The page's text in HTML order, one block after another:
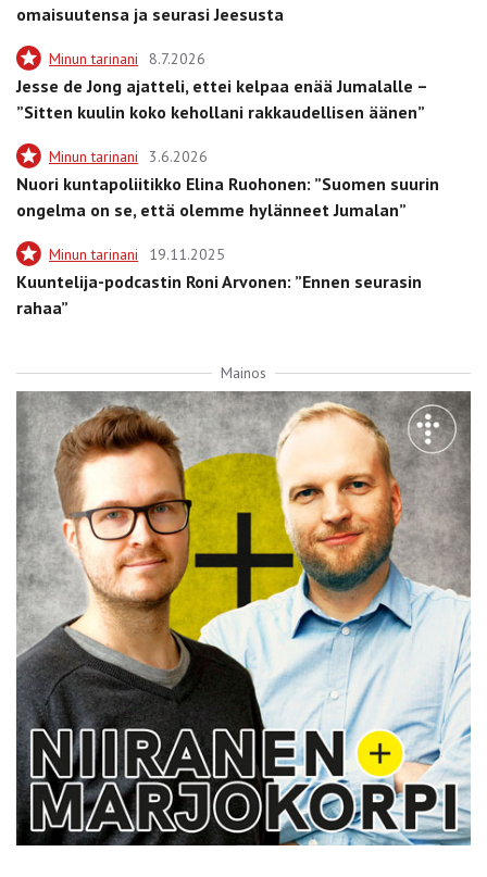
omaisuutensa ja seurasi Jeesusta
Minun tarinani 8.7.2026
Jesse de Jong ajatteli, ettei kelpaa enää Jumalalle –
”Sitten kuulin koko kehollani rakkaudellisen äänen”
Minun tarinani 3.6.2026
Nuori kuntapoliitikko Elina Ruohonen: ”Suomen suurin
ongelma on se, että olemme hylänneet Jumalan”
Minun tarinani 19.11.2025
Kuuntelija-podcastin Roni Arvonen: ”Ennen seurasin
rahaa”
Mainos